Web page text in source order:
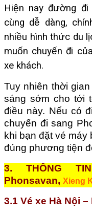
Hiện nay đường
cùng dễ dàng,
nhiều hình thức du
muốn chuyến đi
xe khách.
Tuy nhiên thời
sáng sớm cho tới
điều này. Nếu có
chuyến đi sang
khi bạn đặt vé máy
đúng phương tiện
3. THÔNG
Phonsavan, Xieng
3.1 Vé xe Hà Nội